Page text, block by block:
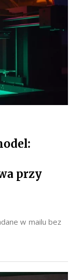
przy
w mailu bez